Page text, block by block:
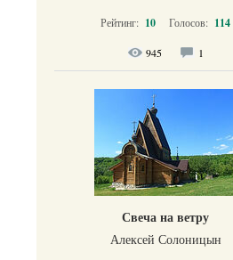
Рейтинг: 10 Голосов: 114
945 1
Свеча на ветру
Алексей Солоницын